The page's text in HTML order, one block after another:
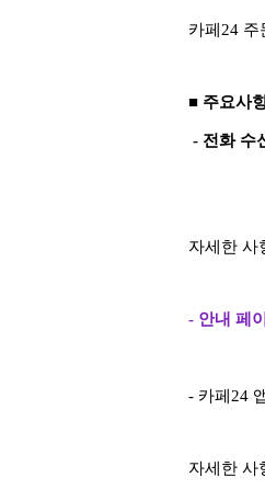
카페24
■ 주요사
- 전화 수
자세한 사
- 안내 페
- 카페24
자세한 사